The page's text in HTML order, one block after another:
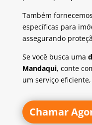
Também
específicas para
assegurando
Se você busca uma
Mandaqui, conte
um serviço
Chamar